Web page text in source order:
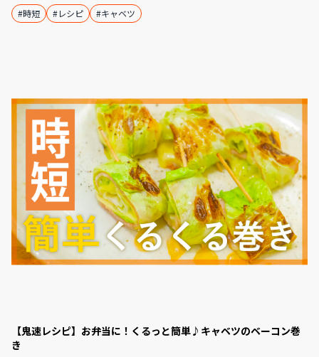
#時短 #レシピ #キャベツ
【鬼速レシピ】お弁当に！くるっと簡単♪キャベツのベーコン巻
き